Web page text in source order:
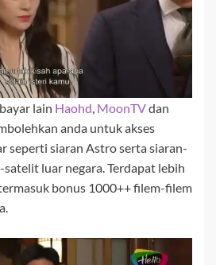
lain Haohd, MoonTVdan
anda untuk akses
seperti siaran Astro serta siaran-
luar negara. Terdapat lebih
bonus 1000++ filem-filem